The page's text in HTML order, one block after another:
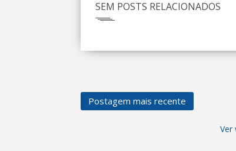
SEM POSTS RELACIONADOS
Postagem mais recente
Ver